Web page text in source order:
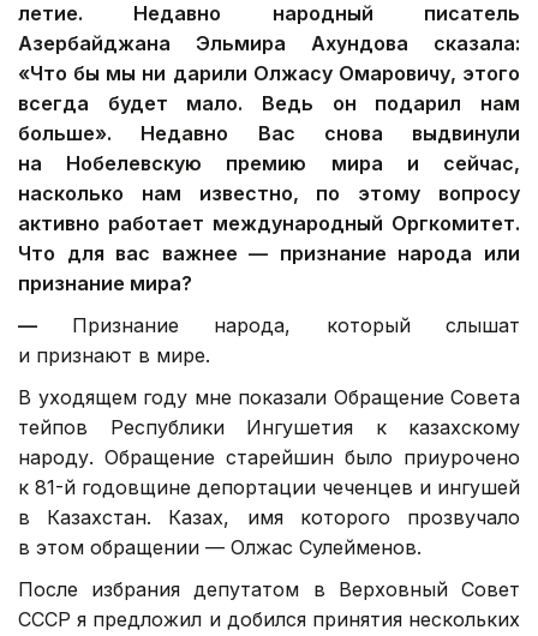
летие. Недавно народный писатель
Азербайджана Эльмира Ахундова сказала:
«Что бы мы ни дарили Олжасу Омаровичу, этого
всегда будет мало. Ведь он подарил нам
больше». Недавно Вас снова выдвинули
на Нобелевскую премию мира и сейчас,
насколько нам известно, по этому вопросу
активно работает международный Оргкомитет.
Что для вас важнее — признание народа или
признание мира?
— Признание народа, который слышат
и признают в мире.
В уходящем году мне показали Обращение Совета
тейпов Республики Ингушетия к казахскому
народу. Обращение старейшин было приурочено
к 81-й годовщине депортации чеченцев и ингушей
в Казахстан. Казах, имя которого прозвучало
в этом обращении — Олжас Сулейменов.
После избрания депутатом в Верховный Совет
СССР я предложил и добился принятия нескольких